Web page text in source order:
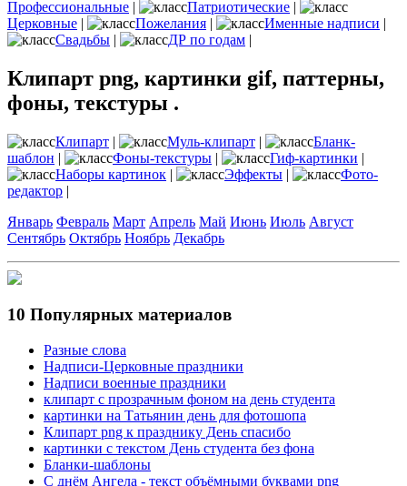
Профессиональные | Патриотические |
Церковные | Пожелания | Именные надписи |
Свадьбы | ДР по годам |
Клипарт png, картинки gif, паттерны,
фоны, текстуры .
Клипарт | Муль-клипарт |
Бланк-
шаблон | Фоны-текстуры | Гиф-картинки |
Наборы картинок | Эффекты |
Фото-
редактор |
Январь Февраль Март Апрель Май Июнь Июль Август
Сентябрь Октябрь Ноябрь Декабрь
10 Популярных материалов
Разные слова
Надписи-Церковные праздники
Надписи военные праздники
клипарт с прозрачным фоном на день студента
картинки на Татьянин день для фотошопа
Клипарт png к празднику День спасибо
картинки с текстом День студента без фона
Бланки-шаблоны
С днём Ангела - текст объёмными буквами png